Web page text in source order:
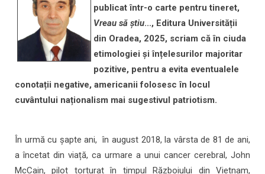
publicat într-o carte pentru tineret,
Vreau să știu..., Editura Universității
din Oradea, 2025, scriam că în ciuda
etimologiei și înțelesurilor majoritar
pozitive, pentru a evita eventualele
conotații negative, americanii folosesc în locul
cuvântului naționalism mai sugestivul patriotism.
În urmă cu șapte ani, în august 2018, la vârsta de 81 de ani,
a încetat din viață, ca urmare a unui cancer cerebral, John
McCain, pilot torturat în timpul Războiului din Vietnam,